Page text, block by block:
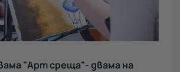
"Арт среща"- двама на